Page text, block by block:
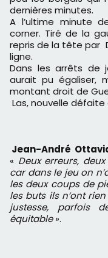
dernières minutes.
A l’ultime minute
corner. Tiré de la
repris de la tête par
ligne.
Dans les arrêts de
aurait pu égaliser,
montant droit de
Las, nouvelle défaite
Jean-André
« Deux erreurs,
car dans le jeu on
les deux coups de
les buts ils n’ont
justesse, parfois
équitable».